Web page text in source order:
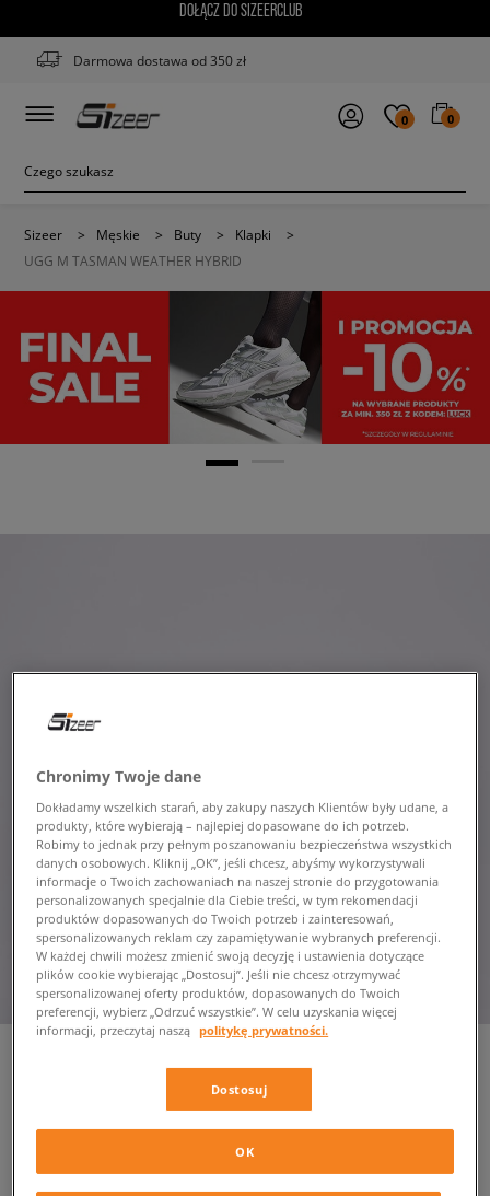
DOŁĄCZ DO SIZEERCLUB
Darmowa dostawa od 350 zł
0 0
Sizeer > Męskie > Buty > Klapki
>
UGG M TASMAN WEATHER HYBRID
UGG M TASMAN WEATHER
HYBRID
Chronimy Twoje dane
Dokładamy wszelkich starań, aby zakupy naszych Klientów były udane, a
produkty, które wybierają – najlepiej dopasowane do ich potrzeb.
Robimy to jednak przy pełnym poszanowaniu bezpieczeństwa wszystkich
danych osobowych. Kliknij „OK”, jeśli chcesz, abyśmy wykorzystywali
informacje o Twoich zachowaniach na naszej stronie do przygotowania
personalizowanych specjalnie dla Ciebie treści, w tym rekomendacji
produktów dopasowanych do Twoich potrzeb i zainteresowań,
spersonalizowanych reklam czy zapamiętywanie wybranych preferencji.
W każdej chwili możesz zmienić swoją decyzję i ustawienia dotyczące
plików cookie wybierając „Dostosuj”. Jeśli nie chcesz otrzymywać
spersonalizowanej oferty produktów, dopasowanych do Twoich
preferencji, wybierz „Odrzuć wszystkie”. W celu uzyskania więcej
informacji, przeczytaj naszą politykę prywatności.
Dostosuj
OK